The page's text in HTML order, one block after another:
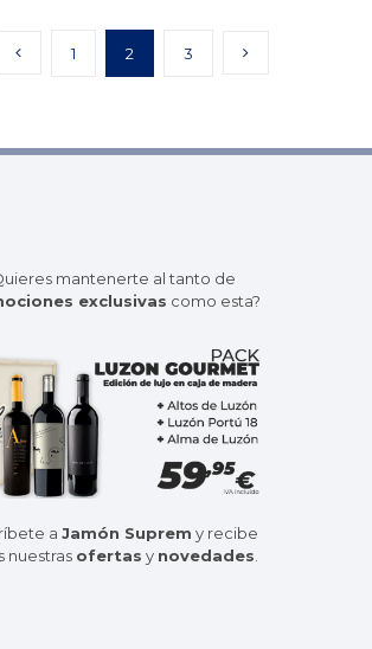
1 2 3
mantenerte al tanto de
exclusivas como esta?
a Jamón Suprem y recibe
nuestras ofertas y novedades